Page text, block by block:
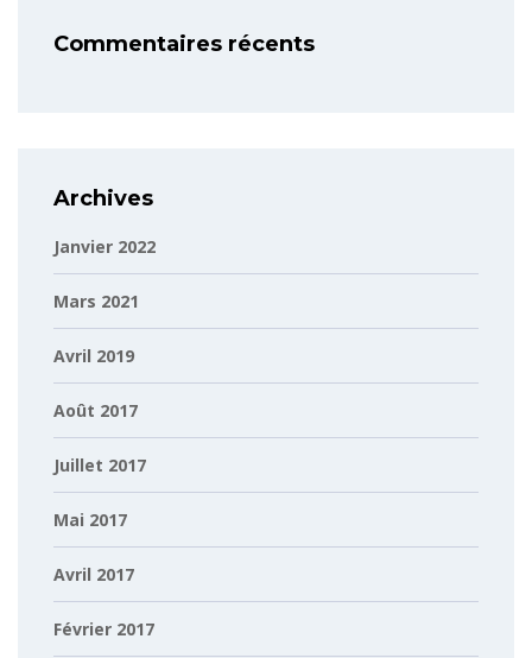
Commentaires récents
Archives
Janvier 2022
Mars 2021
Avril 2019
Août 2017
Juillet 2017
Mai 2017
Avril 2017
Février 2017